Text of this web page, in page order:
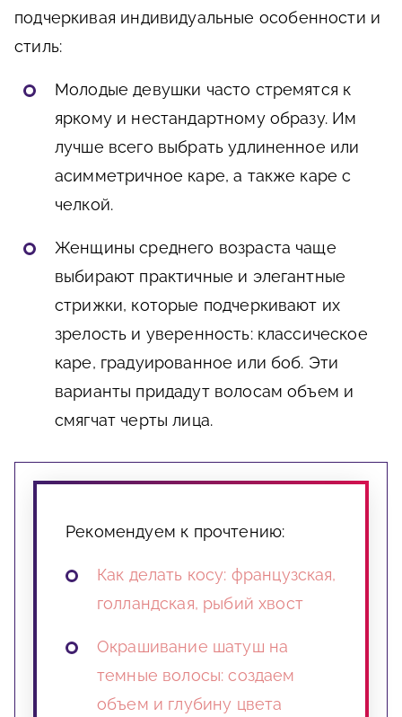
подчеркивая индивидуальные особенности и
стиль:
Молодые девушки часто стремятся к
яркому и нестандартному образу. Им
лучше всего выбрать удлиненное или
асимметричное каре, а также каре с
челкой.
Женщины среднего возраста чаще
выбирают практичные и элегантные
стрижки, которые подчеркивают их
зрелость и уверенность: классическое
каре, градуированное или боб. Эти
варианты придадут волосам объем и
смягчат черты лица.
Рекомендуем к прочтению:
Как делать косу: французская,
голландская, рыбий хвост
Окрашивание шатуш на
темные волосы: создаем
объем и глубину цвета